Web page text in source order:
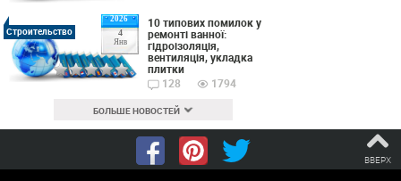
2026
4
Янв
Строительство
10 типових помилок у
ремонті ванної:
гідроізоляція,
вентиляція, укладка
плитки
128
1794
БОЛЬШЕ НОВОСТЕЙ
ВВЕРХ